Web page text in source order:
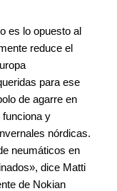
es lo opuesto al
reduce el
para ese
de agarre en
funciona y
nórdicas.
neumáticos en
dice Matti
de Nokian